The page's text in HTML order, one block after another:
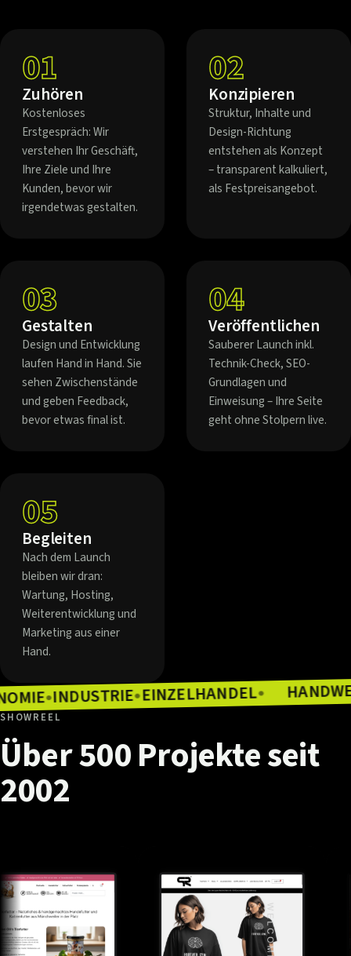
01
Zuhören
Kostenloses
Erstgespräch: Wir
verstehen Ihr Geschäft,
Ihre Ziele und Ihre
Kunden, bevor wir
irgendetwas gestalten.
02
Konzipieren
Struktur, Inhalte und
Design-Richtung
entstehen als Konzept
– transparent kalkuliert,
als Festpreisangebot.
03
Gestalten
Design und Entwicklung
laufen Hand in Hand. Sie
sehen Zwischenstände
und geben Feedback,
bevor etwas final ist.
04
Veröffentlichen
Sauberer Launch inkl.
Technik-Check, SEO-
Grundlagen und
Einweisung – Ihre Seite
geht ohne Stolpern live.
05
Begleiten
Nach dem Launch
bleiben wir dran:
Wartung, Hosting,
Weiterentwicklung und
Marketing aus einer
Hand.
●INDUSTRIE●EINZELHANDEL●
SHOWREEL
Über500Projekteseit
2002